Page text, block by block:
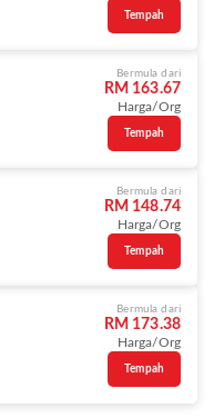
Tempah
Bermula dari
RM 163.67
Harga/Org
Tempah
Bermula dari
RM 148.74
Harga/Org
Tempah
Bermula dari
RM 173.38
Harga/Org
Tempah